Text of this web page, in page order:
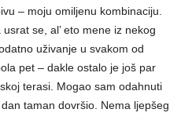
– moju omiljenu kombinaciju.
se, al’ eto mene iz nekog
uživanje u svakom od
pet – dakle ostalo je još par
terasi. Mogao sam odahnuti
taman dovršio. Nema ljepšeg